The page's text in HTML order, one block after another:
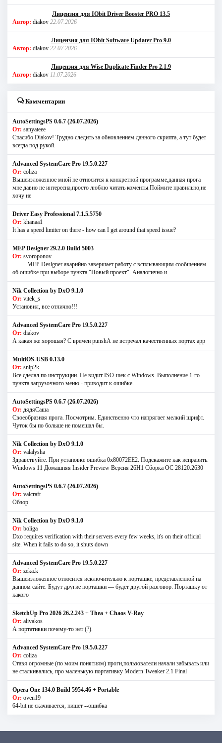
Лицензия для IObit Driver Booster PRO 13.5
Автор: diakov 22.07.2026
Лицензия для IObit Software Updater Pro 9.0
Автор: diakov 22.07.2026
Лицензия для Wise Duplicate Finder Pro 2.1.9
Автор: diakov 11.07.2026
Комментарии
AutoSettingsPS 0.6.7 (26.07.2026)
От: sanyateee
Спасибо Diakov! Трудно следить за обновлением данного скрипта, а тут будет
всегда под рукой.
Advanced SystemCare Pro 19.5.0.227
От: coliza
Вышеизложенное мной не относится к конкретной программе,данная прога
мне давно не интересна,просто люблю читать коменты.Поймите правильно,не
хочу не
Driver Easy Professional 7.1.5.5750
От: khanaa1
It has a speed limiter on there - how can I get around that speed issue?
MEP Designer 29.2.0 Build 5003
От: svoroponov
..........MEP Designer аварийно завершает работу с всплывающим сообщением
об ошибке при выборе пункта "Новый проект". Аналогично и
Nik Collection by DxO 9.1.0
От: vitek_s
Установил, все отлично!!!
Advanced SystemCare Pro 19.5.0.227
От: diakov
А какая же хорошая? С времен punshА не встречал качественных портах app
MultiOS-USB 0.13.0
От: snip2k
Все сделал по инструкции. Не видит ISO-шек с Windows. Выполнение 1-го
пункта загрузочного меню - приводит к ошибке.
AutoSettingsPS 0.6.7 (26.07.2026)
От: дядяСаша
Своеобразная прога. Посмотрим. Единственно что напрягает мелкий шрифт.
Чуток бы по больше не помешал бы.
Nik Collection by DxO 9.1.0
От: valalysha
Здравствуйте. При установке ошибка 0х80072EE2. Подскажите как исправить.
Windows 11 Домашняя Insider Preview Версия 26H1 Сборка ОС 28120.2630
AutoSettingsPS 0.6.7 (26.07.2026)
От: valcraft
Обзор
Nik Collection by DxO 9.1.0
От: boliga
Dxo requires verification with their servers every few weeks, it's on their official
site. When it fails to do so, it shuts down
Advanced SystemCare Pro 19.5.0.227
От: zeka.k
Вышеизложенное относится исключительно к порташке, представленной на
данном сайте. Будут другие порташки — будет другой разговор. Порташку от
какого
SketchUp Pro 2026 26.2.243 + Thea + Chaos V-Ray
От: alivakos
А портативки почему-то нет (?).
Advanced SystemCare Pro 19.5.0.227
От: coliza
Ставя огромные (по моим понятиям) проги,пользователи начали забывать или
не сталкивались, про маленькую портативку Modern Tweaker 2.1 Final
Opera One 134.0 Build 5954.46 + Portable
От: oven19
64-bit не скачивается, пишет --ошибка